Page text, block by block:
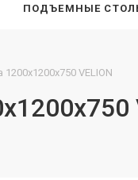
ПОДЪЕМНЫЕ
VELION